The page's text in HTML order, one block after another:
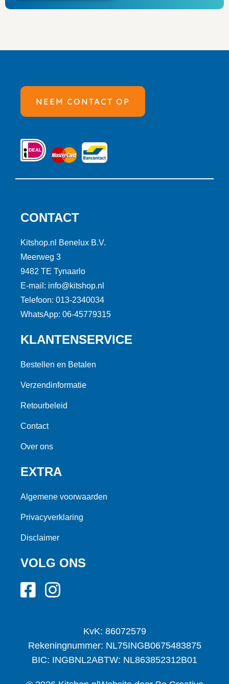
NEEM CONTACT OP
CONTACT
Kitshop.nl Benelux B.V.
Meerweg 3
9482 TE Tynaarlo
E-mail: info@kitshop.nl
Telefoon: 013-2340034
WhatsApp: 06-45779315
KLANTENSERVICE
Bestellen en Betalen
Verzendinformatie
Retourbeleid
Contact
Over ons
EXTRA
Algemene voorwaarden
Privacyverklaring
Disclaimer
VOLG ONS
KvK: 86072579
Rekeningnummer: NL75INGB0675483875
BIC: INGBNL2ABTW: NL863852312B01